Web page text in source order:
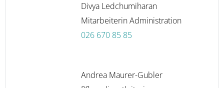
Divya Ledchumiharan
Mitarbeiterin Administration
026 670 85 85
Andrea Maurer-Gubler